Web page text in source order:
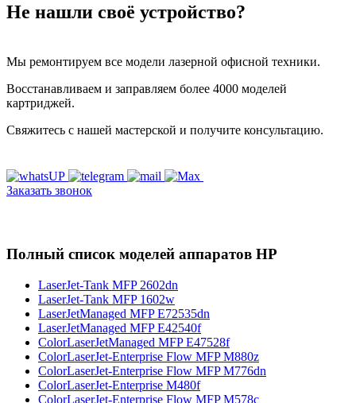
Не нашли своё устройство?
Мы ремонтируем все модели лазерной офисной техники.
Восстанавливаем и заправляем более 4000 моделей
картриджей.
Свяжитесь с нашей мастерской и получите консультацию.
Заказать звонок
Полный список моделей аппаратов HP
LaserJet-Tank MFP 2602dn
LaserJet-Tank MFP 1602w
LaserJetManaged MFP E72535dn
LaserJetManaged MFP E42540f
ColorLaserJetManaged MFP E47528f
ColorLaserJet-Enterprise Flow MFP M880z
ColorLaserJet-Enterprise Flow MFP M776dn
ColorLaserJet-Enterprise M480f
ColorLaserJet-Enterprise Flow MFP M578с